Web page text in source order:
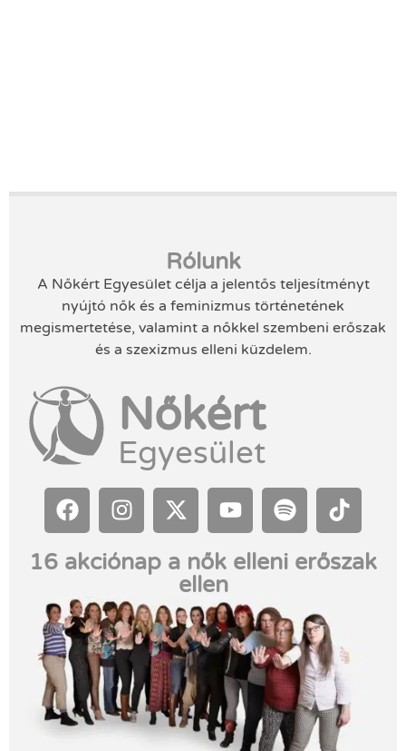
Rólunk
A Nőkért Egyesület célja a jelentős teljesítményt
nyújtó nők és a feminizmus történetének
megismertetése, valamint a nőkkel szembeni erőszak
és a szexizmus elleni küzdelem.
Nőkért
Egyesület
16 akciónap a nők elleni erőszak
ellen